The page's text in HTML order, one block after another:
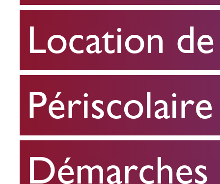
Location
de
salle
Périscolaire
Location
Périscolaire